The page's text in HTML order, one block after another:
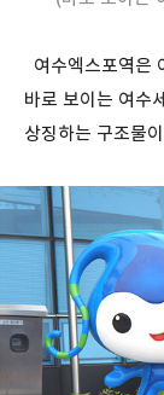
여수엑스포역은
바로 보이는 여수
상징하는 구조물